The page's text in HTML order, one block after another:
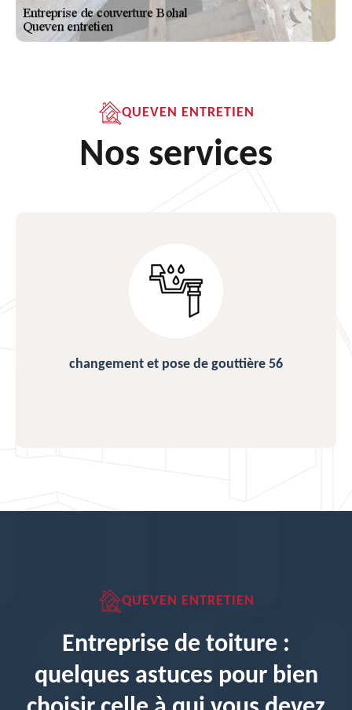
QUEVEN ENTRETIEN
Nos services
changement et pose de gouttière 56
QUEVEN ENTRETIEN
Entreprise de toiture :
quelques astuces pour bien